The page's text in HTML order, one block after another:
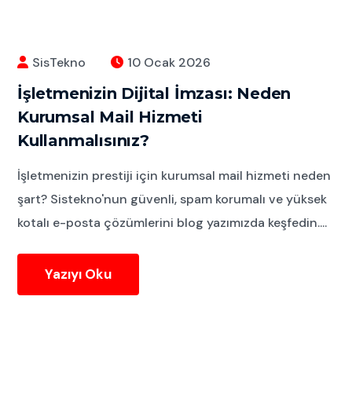
SisTekno 10 Ocak 2026
İşletmenizin Dijital İmzası: Neden
Kurumsal Mail Hizmeti
Kullanmalısınız?
İşletmenizin prestiji için kurumsal mail hizmeti neden
şart? Sistekno'nun güvenli, spam korumalı ve yüksek
kotalı e-posta çözümlerini blog yazımızda keşfedin....
Yazıyı Oku